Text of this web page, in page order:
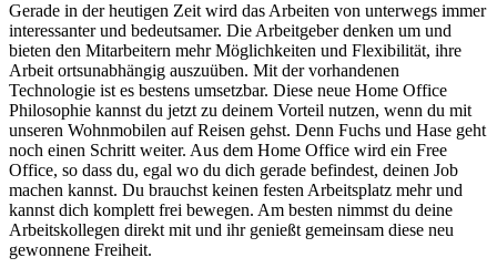
Gerade in der heutigen Zeit wird das Arbeiten von unterwegs immer
interessanter und bedeutsamer. Die Arbeitgeber denken um und
bieten den Mitarbeitern mehr Möglichkeiten und Flexibilität, ihre
Arbeit ortsunabhängig auszuüben. Mit der vorhandenen
Technologie ist es bestens umsetzbar. Diese neue Home Office
Philosophie kannst du jetzt zu deinem Vorteil nutzen, wenn du mit
unseren Wohnmobilen auf Reisen gehst. Denn Fuchs und Hase geht
noch einen Schritt weiter. Aus dem Home Office wird ein Free
Office, so dass du, egal wo du dich gerade befindest, deinen Job
machen kannst. Du brauchst keinen festen Arbeitsplatz mehr und
kannst dich komplett frei bewegen. Am besten nimmst du deine
Arbeitskollegen direkt mit und ihr genießt gemeinsam diese neu
gewonnene Freiheit.